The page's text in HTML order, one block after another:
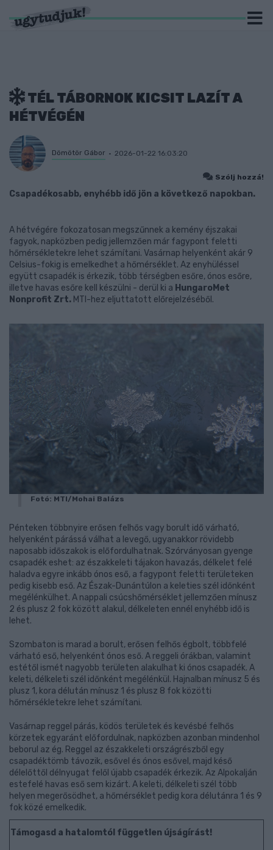
TÉL TÁBORNOK KICSIT LAZÍT A
HÉTVÉGÉN
Dömötör Gábor 2026-01-22 16:03:20
Szólj hozzá!
Csapadékosabb, enyhébb idő jön a következő napokban.
A hétvégére fokozatosan megszűnnek a kemény éjszakai
fagyok, napközben pedig jellemzően már fagypont feletti
hőmérsékletekre lehet számítani. Vasárnap helyenként akár 9
Celsius-fokig is emelkedhet a hőmérséklet. Az enyhüléssel
együtt csapadék is érkezik, több térségben esőre, ónos esőre,
illetve havas esőre kell készülni - derül ki a HungaroMet
Nonprofit Zrt. MTI-hez eljuttatott előrejelzéséből.
Fotó: MTI/Mohai Balázs
Pénteken többnyire erősen felhős vagy borult idő várható,
helyenként párássá válhat a levegő, ugyanakkor rövidebb
naposabb időszakok is előfordulhatnak. Szórványosan gyenge
csapadék eshet: az északkeleti tájakon havazás, délkelet felé
haladva egyre inkább ónos eső, a fagypont feletti területeken
pedig kisebb eső. Az Észak-Dunántúlon a keleties szél időnként
megélénkülhet. A nappali csúcshőmérséklet jellemzően mínusz
2 és plusz 2 fok között alakul, délkeleten ennél enyhébb idő is
lehet.
Szombaton is marad a borult, erősen felhős égbolt, többfelé
várható eső, helyenként ónos eső. A reggeli órákban, valamint
estétől ismét nagyobb területen alakulhat ki ónos csapadék. A
keleti, délkeleti szél időnként megélénkül. Hajnalban mínusz 5 és
plusz 1, kora délután mínusz 1 és plusz 8 fok közötti
hőmérsékletekre lehet számítani.
Vasárnap reggel párás, ködös területek és kevésbé felhős
körzetek egyaránt előfordulnak, napközben azonban mindenhol
beborul az ég. Reggel az északkeleti országrészből egy
csapadéktömb távozik, esővel és ónos esővel, majd késő
délelőttől délnyugat felől újabb csapadék érkezik. Az Alpokalján
estefelé havas eső sem kizárt. A keleti, délkeleti szél több
helyen megerősödhet, a hőmérséklet pedig kora délutánra 1 és 9
fok közé emelkedik.
Támogasd a hatalomtól független újságírást!